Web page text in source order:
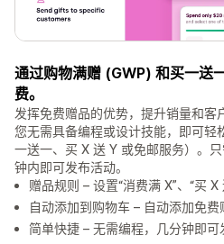
通过购物满赠 (GWP) 和买一送
费。
发挥免费赠品的优势，提升销量和客
您无需具备编程或设计技能，即可轻
一送一、买 X 送 Y 或免邮服务）。
钟内即可发布活动。
赠品规则 – 设置“消费满 X”、“买
自动添加到购物车 – 自动添加免费
简单快捷 – 无需编程，几分钟即可